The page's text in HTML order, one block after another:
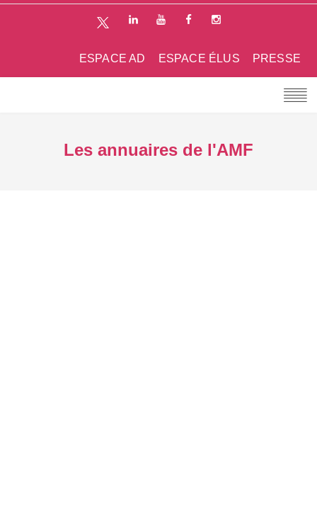
PRESSE
ESPACE ÉLUS
ESPACE AD
Les annuaires de l'AMF